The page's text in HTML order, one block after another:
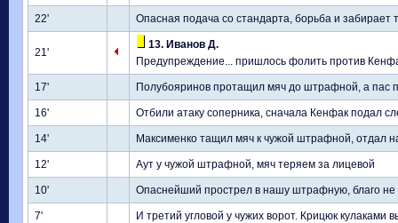
22' Опасная подача со стандарта, борьба и забирает
21'
13. Иванов Д.
Предупреждение... пришлось фолить против
17' Полубояринов протащил мяч до штрафной, а пас
16' Отбили атаку соперника, сначала Кенфак подал
14' Максименко тащил мяч к чужой штрафной, отдал
12' Аут у чужой штрафной, мяч теряем за лицевой
10' Опаснейший прострел в нашу штрафную, благо не
7' И третий угловой у чужих ворот. Крицюк кулаками